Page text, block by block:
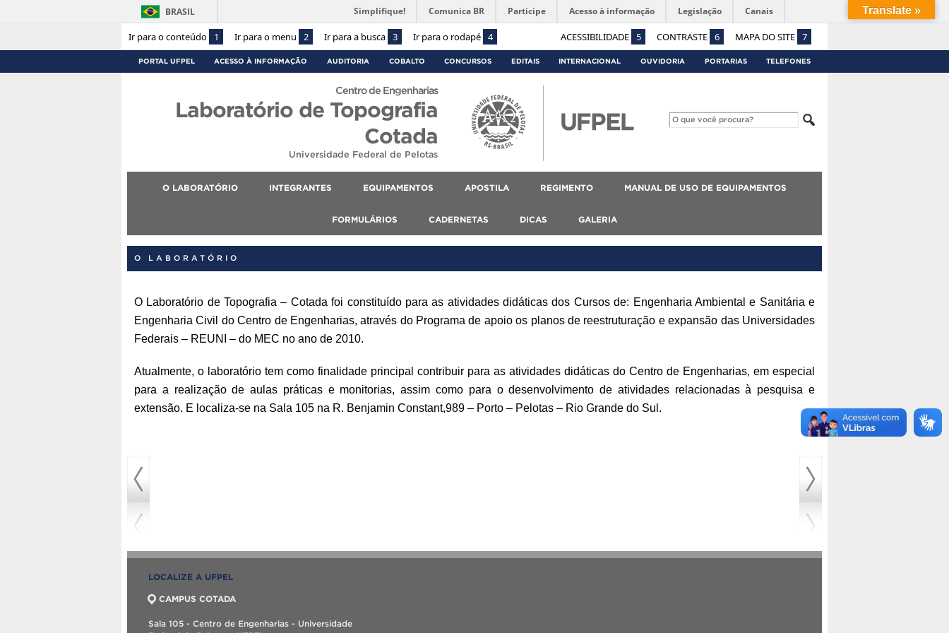
Ir para o conteúdo 1 Ir para o menu 2 Ir para a busca 3 Ir para o rodapé 4 ACESSIBILIDADE 5 CONTRASTE 6 MAPA DO SITE 7
BRASIL Simplifique! Comunica BR Participe Acesso à informação Legislação Canais
PORTAL UFPEL ACESSO À INFORMAÇÃO AUDITORIA COBALTO CONCURSOS EDITAIS INTERNACIONAL OUVIDORIA PORTARIAS TELEFONES
Centro de Engenharias
Laboratório de Topografia
Cotada
Universidade Federal de Pelotas
O LABORATÓRIO INTEGRANTES EQUIPAMENTOS APOSTILA REGIMENTO MANUAL DE USO DE EQUIPAMENTOS
FORMULÁRIOS CADERNETAS DICAS GALERIA
O LABORATÓRIO
O Laboratório de Topografia – Cotada foi constituído para as atividades didáticas dos Cursos de: Engenharia Ambiental e Sanitária e
Engenharia Civil do Centro de Engenharias, através do Programa de apoio os planos de reestruturação e expansão das Universidades
Federais – REUNI – do MEC no ano de 2010.
Atualmente, o laboratório tem como finalidade principal contribuir para as atividades didáticas do Centro de Engenharias, em especial
para a realização de aulas práticas e monitorias, assim como para o desenvolvimento de atividades relacionadas à pesquisa e
extensão. E localiza-se na Sala 105 na R. Benjamin Constant,989 – Porto – Pelotas – Rio Grande do Sul.
LOCALIZE A UFPEL
CAMPUS COTADA
Sala 105 - Centro de Engenharias - Universidade
Translate »